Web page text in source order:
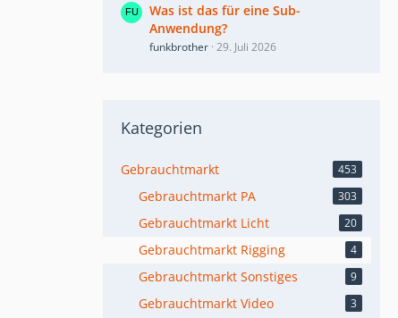
Was ist das für eine Sub-
Anwendung?
funkbrother 29. Juli 2026
Kategorien
Gebrauchtmarkt 453
Gebrauchtmarkt PA 303
Gebrauchtmarkt Licht 20
Gebrauchtmarkt Rigging 4
Gebrauchtmarkt Sonstiges 9
Gebrauchtmarkt Video 3